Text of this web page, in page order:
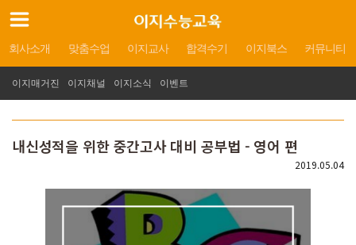
회사소개 맞춤수업 이지교사 합격수기 이지북스 커뮤니티
이지매거진 이지채널 이지소식 이벤트
내신성적을 위한 중간고사 대비 공부법 - 영어 편
2019.05.04